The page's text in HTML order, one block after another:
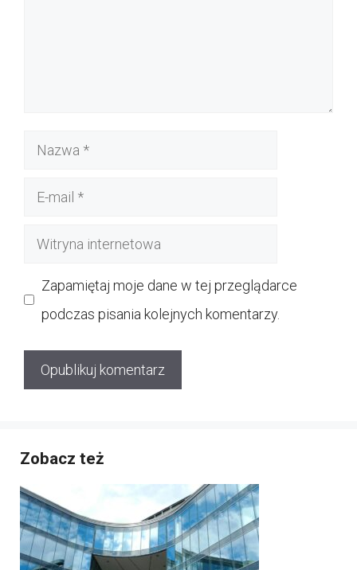
Nazwa
Witryna
Zapamiętaj moje dane w tej przeglądarce
podczas pisania kolejnych komentarzy.
Zobacz też